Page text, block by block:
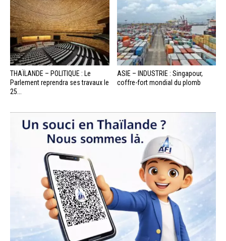
THAÏLANDE – POLITIQUE : Le
Parlement reprendra ses travaux le
25...
ASIE – INDUSTRIE : Singapour,
coffre-fort mondial du plomb